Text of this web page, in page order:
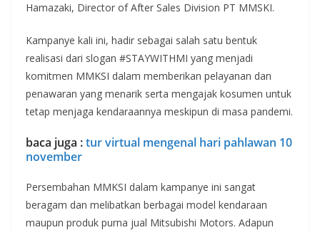
Hamazaki, Director of After Sales Division PT MMSKI.
Kampanye kali ini, hadir sebagai salah satu bentuk
realisasi dari slogan #STAYWITHMI yang menjadi
komitmen MMKSI dalam memberikan pelayanan dan
penawaran yang menarik serta mengajak kosumen untuk
tetap menjaga kendaraannya meskipun di masa pandemi.
baca juga :tur virtual mengenal hari pahlawan 10
november
Persembahan MMKSI dalam kampanye ini sangat
beragam dan melibatkan berbagai model kendaraan
maupun produk purna jual Mitsubishi Motors. Adapun